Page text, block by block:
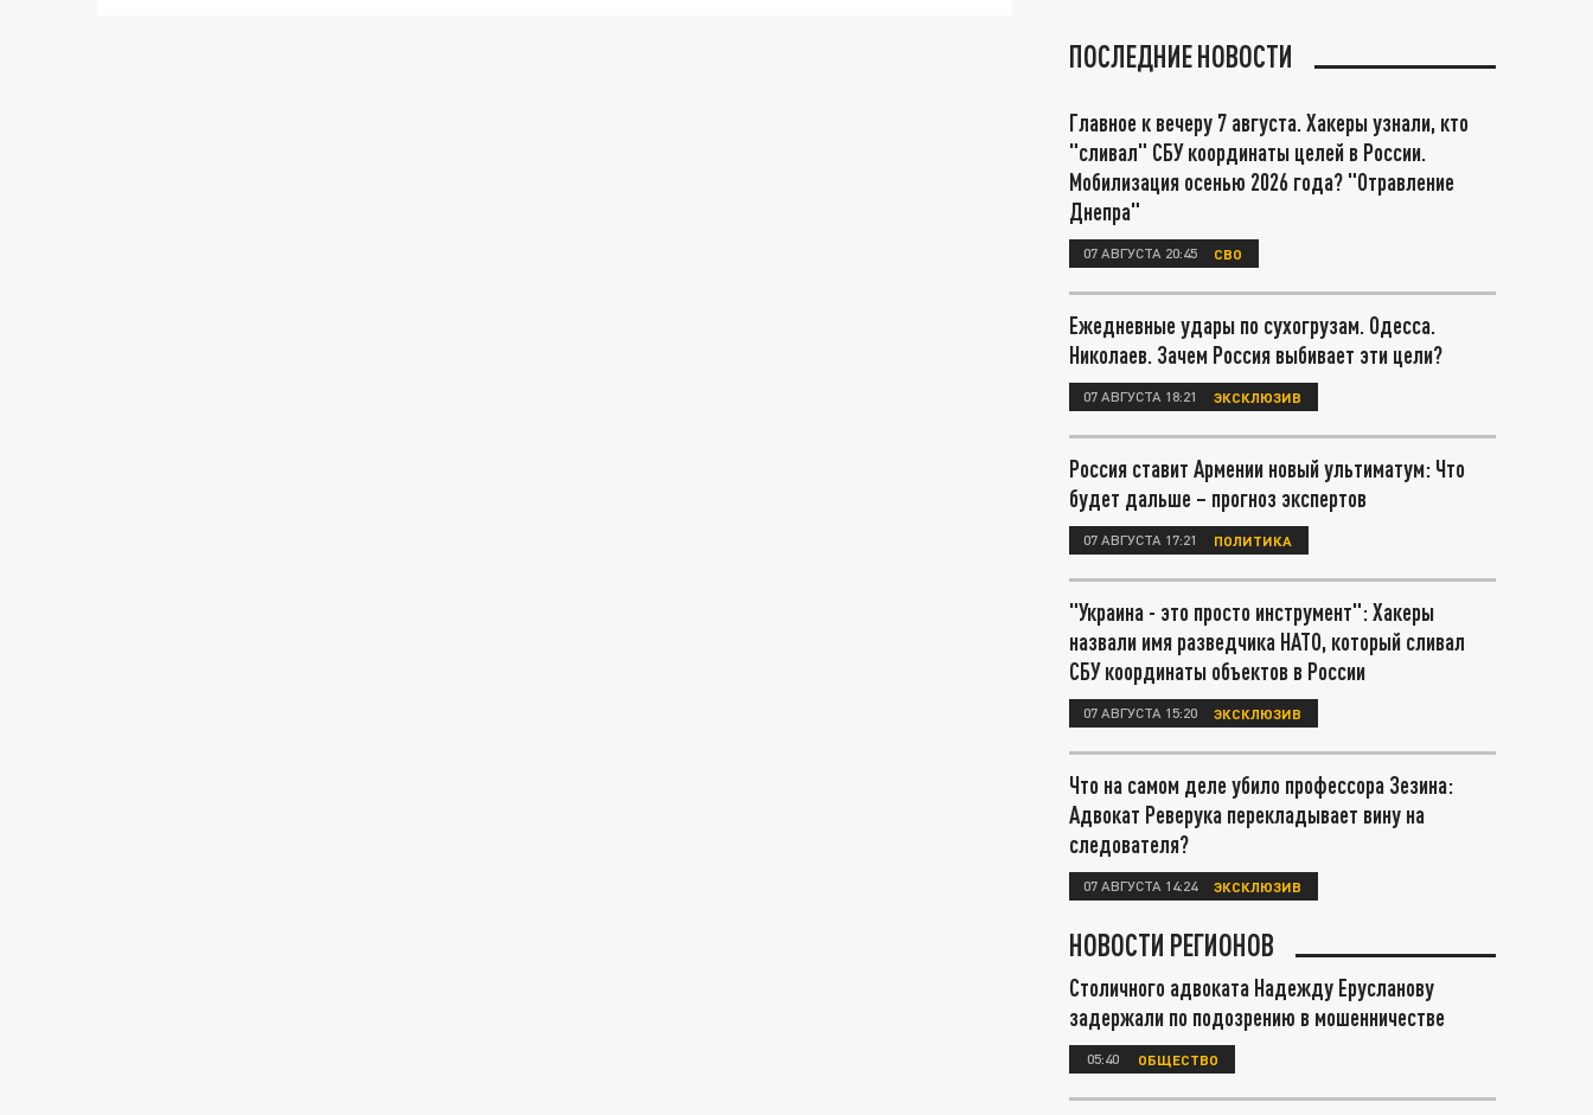
ПОСЛЕДНИЕ НОВОСТИ
Главное к вечеру 7 августа. Хакеры узнали, кто
"сливал" СБУ координаты целей в России.
Мобилизация осенью 2026 года? "Отравление
Днепра"
07 АВГУСТА 20:45 СВО
Ежедневные удары по сухогрузам. Одесса.
Николаев. Зачем Россия выбивает эти цели?
07 АВГУСТА 18:21 ЭКСКЛЮЗИВ
Россия ставит Армении новый ультиматум: Что
будет дальше – прогноз экспертов
07 АВГУСТА 17:21 ПОЛИТИКА
"Украина - это просто инструмент": Хакеры
назвали имя разведчика НАТО, который сливал
СБУ координаты объектов в России
07 АВГУСТА 15:20 ЭКСКЛЮЗИВ
Что на самом деле убило профессора Зезина:
Адвокат Реверука перекладывает вину на
следователя?
07 АВГУСТА 14:24 ЭКСКЛЮЗИВ
НОВОСТИ РЕГИОНОВ
Столичного адвоката Надежду Ерусланову
задержали по подозрению в мошенничестве
05:40 ОБЩЕСТВО